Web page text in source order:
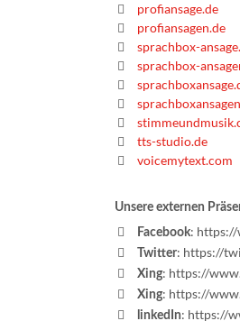
profiansage.de
profiansagen.de
sprachbox-
sprachbox-
tts-studio.de
voicemytext.com
Unsere externen
Facebook: https://
Twitter: https://
Xing: https://
Xing: https://
linkedIn: https://